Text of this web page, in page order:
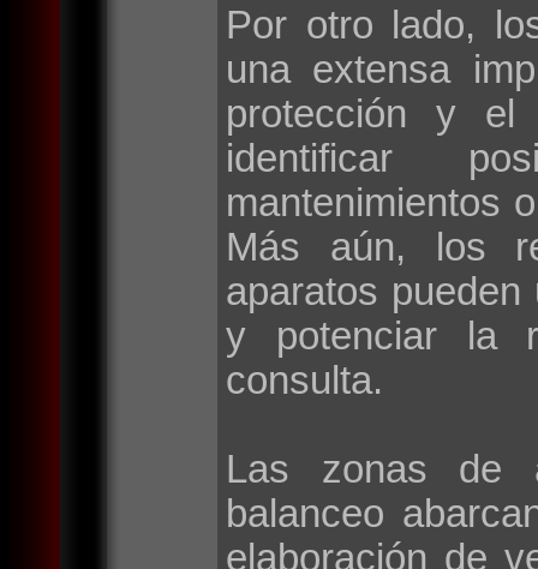
Por otro lado,
una extensa
protección y el
identificar
mantenimientos
Más aún, los
aparatos
y potenciar la
consulta.
Las zonas de
balanceo
elaboración de